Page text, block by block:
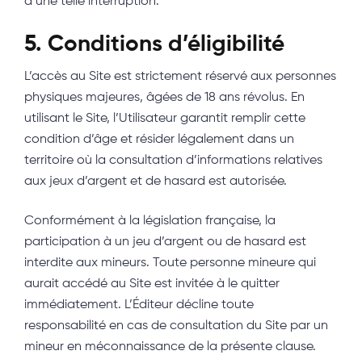
5. Conditions d’éligibilité
L’accès au Site est strictement réservé aux personnes
physiques majeures, âgées de 18 ans révolus. En
utilisant le Site, l’Utilisateur garantit remplir cette
condition d’âge et résider légalement dans un
territoire où la consultation d’informations relatives
aux jeux d’argent et de hasard est autorisée.
Conformément à la législation française, la
participation à un jeu d’argent ou de hasard est
interdite aux mineurs. Toute personne mineure qui
aurait accédé au Site est invitée à le quitter
immédiatement. L’Éditeur décline toute
responsabilité en cas de consultation du Site par un
mineur en méconnaissance de la présente clause.